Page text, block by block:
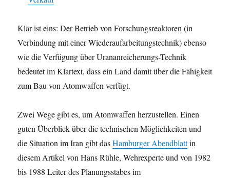
Klar ist eins: Der Betrieb von Forschungsreaktoren (in
Verbindung mit einer Wiederaufarbeitungstechnik) ebenso
wie die Verfügung über Urananreicherungs-Technik
bedeutet im Klartext, dass ein Land damit über die Fähigkeit
zum Bau von Atomwaffen verfügt.
Zwei Wege gibt es, um Atomwaffen herzustellen. Einen
guten Überblick über die technischen Möglichkeiten und
die Situation im Iran gibt dasHamburger Abendblattin
diesem Artikel vonHans Rühle, Wehrexperte und von 1982
bis 1988 Leiter des Planungsstabes im